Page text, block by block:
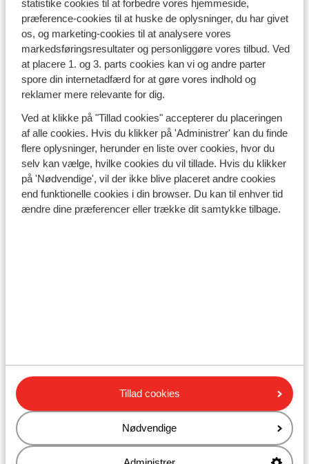
statistike cookies til at forbedre vores hjemmeside,
præference-cookies til at huske de oplysninger, du har givet
os, og marketing-cookies til at analysere vores
markedsføringsresultater og personliggøre vores tilbud. Ved
at placere 1. og 3. parts cookies kan vi og andre parter
spore din internetadfærd for at gøre vores indhold og
reklamer mere relevante for dig.
Ved at klikke på "Tillad cookies" accepterer du placeringen
af alle cookies. Hvis du klikker på 'Administrer' kan du finde
flere oplysninger, herunder en liste over cookies, hvor du
selv kan vælge, hvilke cookies du vil tillade. Hvis du klikker
på 'Nødvendige', vil der ikke blive placeret andre cookies
end funktionelle cookies i din browser. Du kan til enhver tid
ændre dine præferencer eller trække dit samtykke tilbage.
Tillad cookies
Nødvendige
Gletsjerområder i Italien
Theodul Glacier | Breuil-Cervinia